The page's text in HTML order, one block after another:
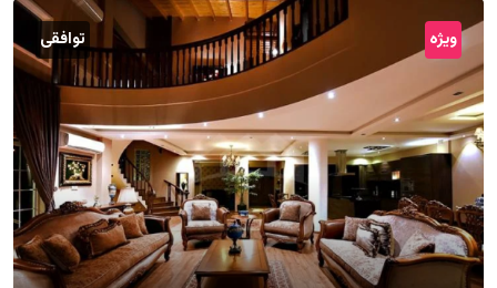
ویژه توافقی